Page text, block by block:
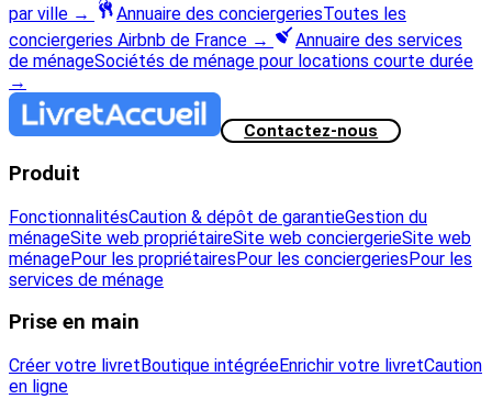
par ville → Annuaire des conciergeriesToutes les
conciergeries Airbnb de France →
Annuaire des services
de ménageSociétés de ménage pour locations courte durée
→
Contactez-nous
Produit
FonctionnalitésCaution & dépôt de garantieGestion du
ménageSite web propriétaireSite web conciergerieSite web
ménagePour les propriétairesPour les conciergeriesPour les
services de ménage
Prise en main
Créer votre livretBoutique intégréeEnrichir votre livretCaution
en ligne